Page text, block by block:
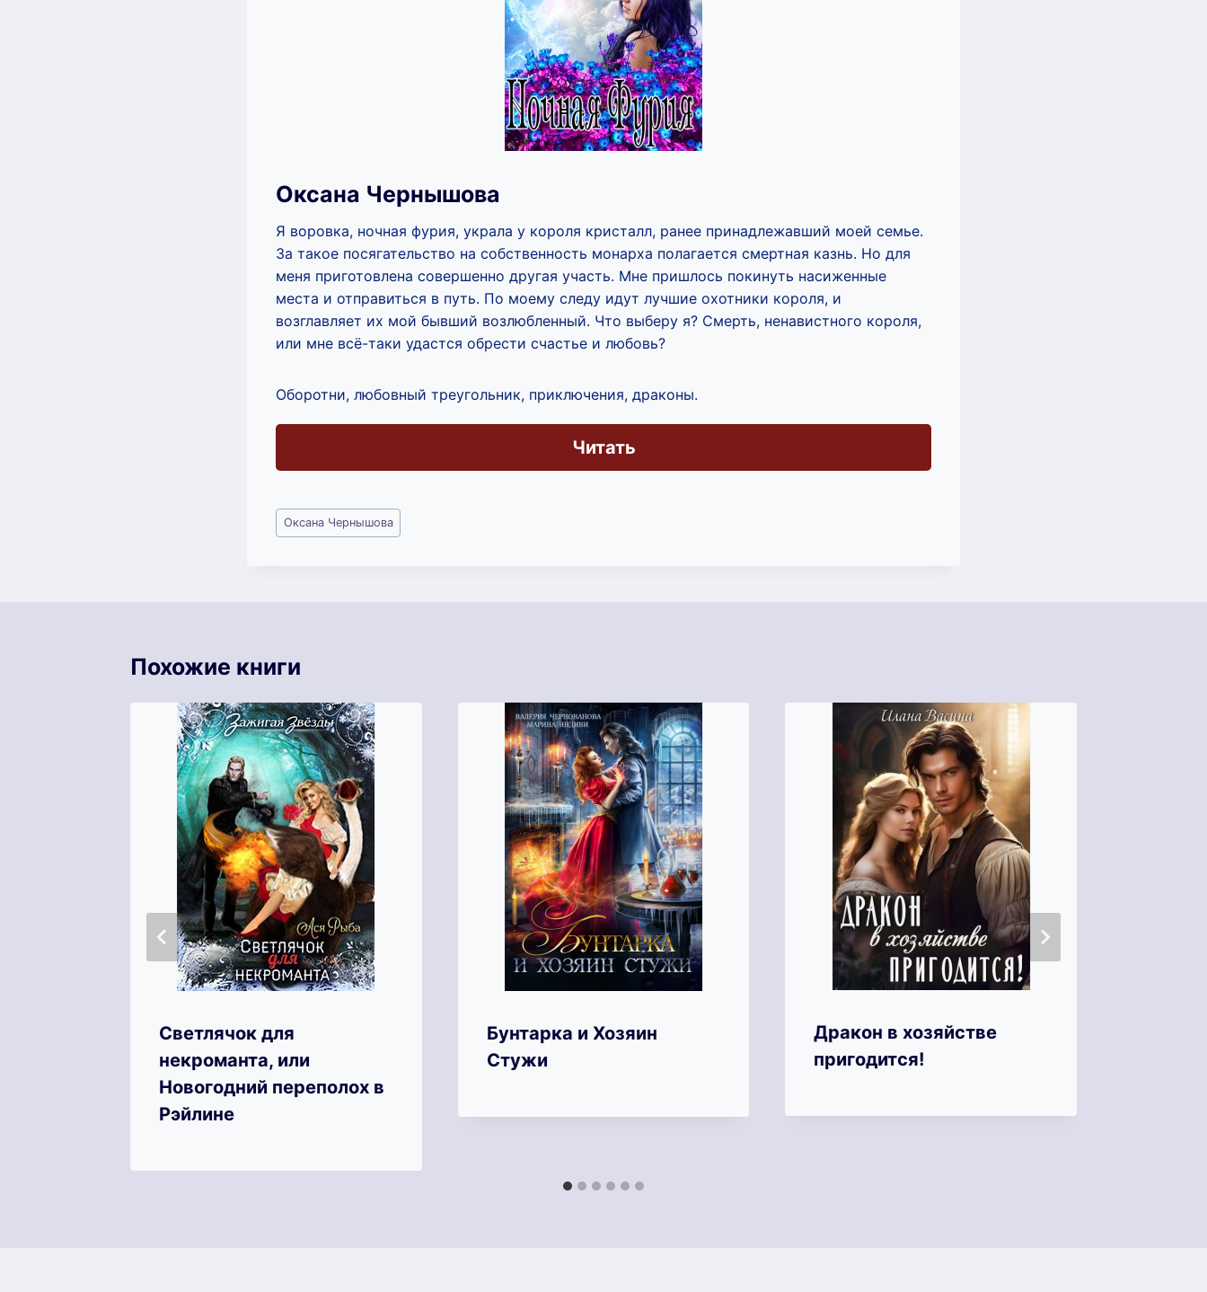
Оксана Чернышова
Я воровка, ночная фурия, украла у короля кристалл, ранее принадлежавший моей семье.
За такое посягательство на собственность монарха полагается смертная казнь. Но для
меня приготовлена совершенно другая участь. Мне пришлось покинуть насиженные
места и отправиться в путь. По моему следу идут лучшие охотники короля, и
возглавляет их мой бывший возлюбленный. Что выберу я? Смерть, ненавистного короля,
или мне всё-таки удастся обрести счастье и любовь?
Оборотни, любовный треугольник, приключения, драконы.
Читать
Метки
записи:
Оксана Чернышова
Похожие книги
Светлячок для
некроманта, или
Новогодний переполох в
Рэйлине
Бунтарка и Хозяин
Стужи
Дракон в хозяйстве
пригодится!